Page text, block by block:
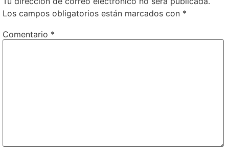
Los campos obligatorios están marcados con *
Comentario *